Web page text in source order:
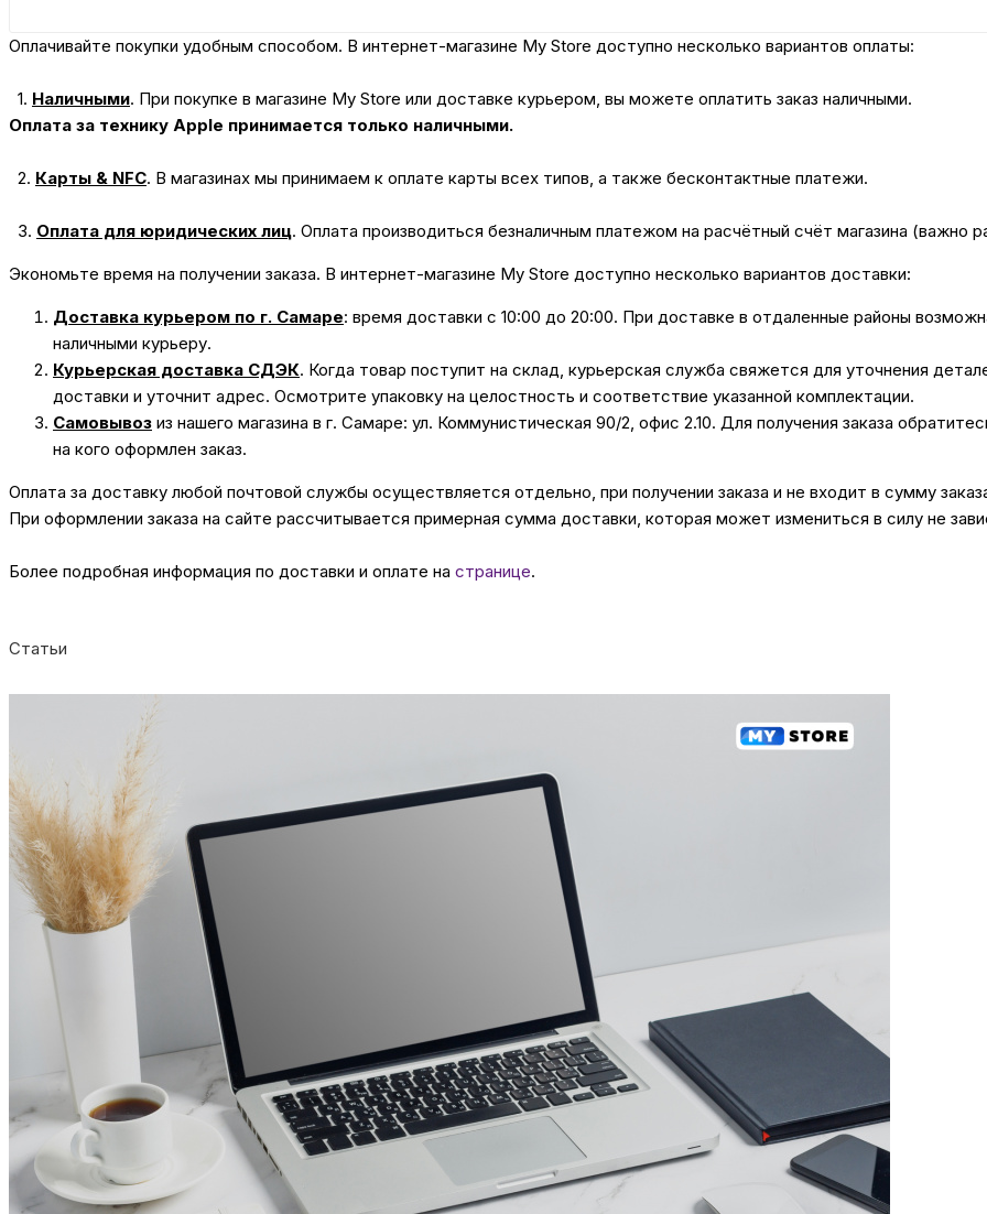
Оплачивайте покупки удобным способом. В интернет-магазине My Store доступно несколько вариантов оплаты:
1. Наличными. При покупке в магазине My Store или доставке курьером, вы можете оплатить заказ наличными.
Оплата за технику Apple принимается только наличными.
2. Карты & NFC. В магазинах мы принимаем к оплате карты всех типов, а также бесконтактные платежи.
3. Оплата для юридических лиц. Оплата производиться безналичным платежом на расчётный счёт магазина (важно
Экономьте время на получении заказа. В интернет-магазине My Store доступно несколько вариантов доставки:
Доставка курьером по г. Самаре: время доставки с 10:00 до 20:00. При доставке в отдаленные районы
наличными курьеру.
Курьерская доставка СДЭК. Когда товар поступит на склад, курьерская служба свяжется для уточнения
доставки и уточнит адрес. Осмотрите упаковку на целостность и соответствие указанной комплектации.
Самовывоз из нашего магазина в г. Самаре: ул. Коммунистическая 90/2, офис 2.10. Для получения заказа
на кого оформлен заказ.
Оплата за доставку любой почтовой службы осуществляется отдельно, при получении заказа и не входит в сумму
При оформлении заказа на сайте рассчитывается примерная сумма доставки, которая может измениться в силу не
Более подробная информация по доставки и оплате на странице.
Статьи